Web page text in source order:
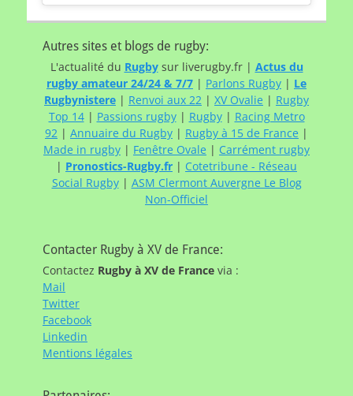
Autres sites et blogs de rugby:
L'actualité du Rugbysur liverugby.fr | Actus du
rugby amateur 24/24 & 7/7 | Parlons Rugby | Le
Rugbynistere | Renvoi aux 22 | XV Ovalie | Rugby
Top 14| Passions rugby| Rugby| Racing Metro
92 | Annuaire du Rugby | Rugby à 15 de France |
Made in rugby | Fenêtre Ovale | Carrément rugby
| Pronostics-Rugby.fr | Cotetribune - Réseau
Social Rugby| ASM Clermont Auvergne Le Blog
Non-Officiel
Contacter Rugby à XV de France:
Contactez Rugby à XV de France via :
Mail
Twitter
Facebook
Linkedin
Mentions légales